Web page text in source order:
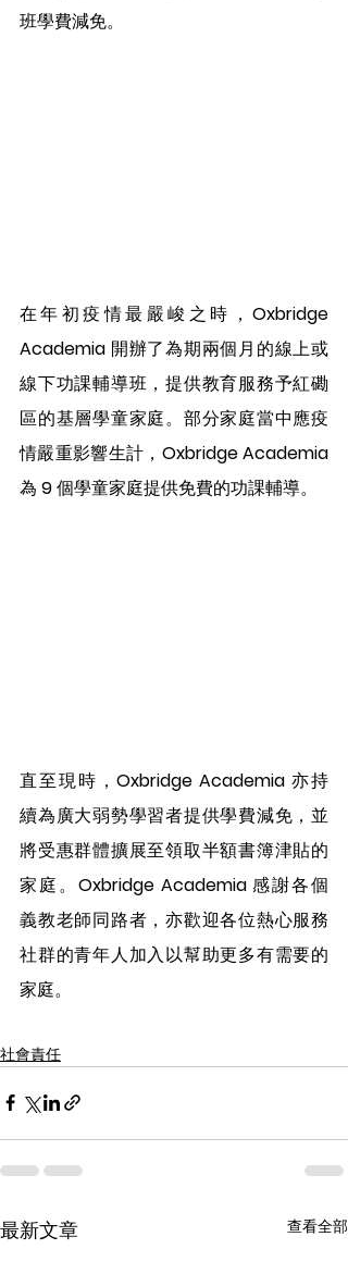
班學費減免。
在年初疫情最嚴峻之時， Oxbridge
Academia 開辦了為期兩個月的線上或
線下功課輔導班，提供教育服務予紅磡
區的基層學童家庭。部分家庭當中應疫
情嚴重影響生計，
為 9 個學童家庭提供免費的功課輔導。
直至現時，Oxbridge Academia 亦持
續為廣大弱勢學習者提供學費減免，並
將受惠群體擴展至領取半額書簿津貼的
家庭。 Oxbridge Academia 感謝各個
義教老師同路者，亦歡迎各位熱心服務
社群的青年人加入以幫助更多有需要的
家庭。
社會責任
最新文章 查看全部